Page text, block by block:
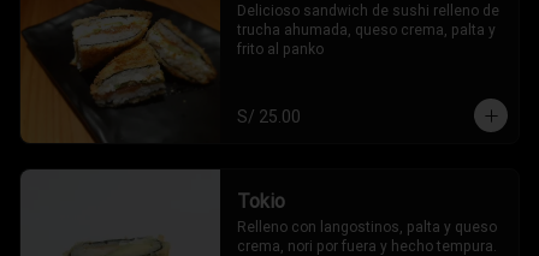
Delicioso sandwich de sushi relleno de
trucha ahumada, queso crema, palta y
frito al panko
S/ 25.00
Tokio
Relleno con langostinos, palta y queso
crema, nori por fuera y hecho tempura.